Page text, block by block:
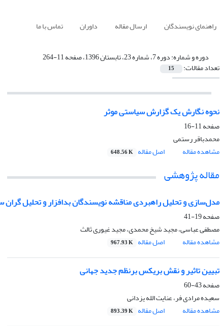
راهنمای نویسندگان ارسال مقاله داوران تماس با ما
دوره و شماره:دوره 7، شماره 23، تابستان 1396، صفحه 11-264
تعداد مقالات: 15
نحوه نگارش یک گزارش سیاستی موثر
صفحه11-16
محمدباقر رستمی
مشاهده مقاله
اصل مقاله 648.56 K
مقاله پژوهشی
مدل‌سازی و تحلیل راهبردی مناقشه نویسندگان بدافزار و تحلیل گران
صفحه19-41
مصطفی عباسی، مجید شیخ محمدی، مجید غیوری ثالث
مشاهده مقاله
اصل مقاله 967.93 K
تبیین تاثیر و نقش بریکس برنظم جدید جهانی
صفحه43-60
سعیده مرادی فر، عنایت الله یزدانی
مشاهده مقاله
اصل مقاله 893.39 K